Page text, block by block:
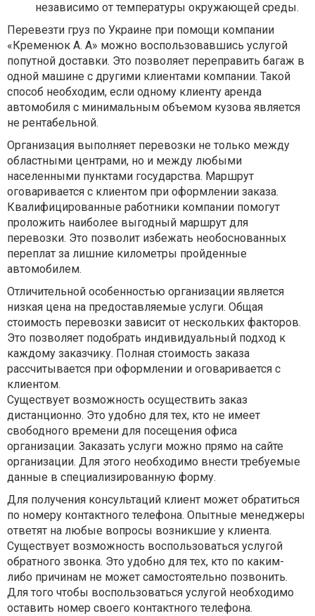
независимо от температуры окружающей среды.
Перевезти груз по Украине при помощи компании
«Кременюк А. А» можно воспользовавшись услугой
попутной доставки. Это позволяет переправить багаж в
одной машине с другими клиентами компании. Такой
способ необходим, если одному клиенту аренда
автомобиля с минимальным объемом кузова является
не рентабельной.
Организация выполняет перевозки не только между
областными центрами, но и между любыми
населенными пунктами государства. Маршрут
оговаривается с клиентом при оформлении заказа.
Квалифицированные работники компании помогут
проложить наиболее выгодный маршрут для
перевозки. Это позволит избежать необоснованных
переплат за лишние километры пройденные
автомобилем.
Отличительной особенностью организации является
низкая цена на предоставляемые услуги. Общая
стоимость перевозки зависит от нескольких факторов.
Это позволяет подобрать индивидуальный подход к
каждому заказчику. Полная стоимость заказа
рассчитывается при оформлении и оговаривается с
клиентом.
Существует возможность осуществить заказ
дистанционно. Это удобно для тех, кто не имеет
свободного времени для посещения офиса
организации. Заказать услуги можно прямо на сайте
организации. Для этого необходимо внести требуемые
данные в специализированную форму.
Для получения консультаций клиент может обратиться
по номеру контактного телефона. Опытные менеджеры
ответят на любые вопросы возникшие у клиента.
Существует возможность воспользоваться услугой
обратного звонка. Это удобно для тех, кто по каким-
либо причинам не может самостоятельно позвонить.
Для того чтобы воспользоваться услугой необходимо
оставить номер своего контактного телефона.